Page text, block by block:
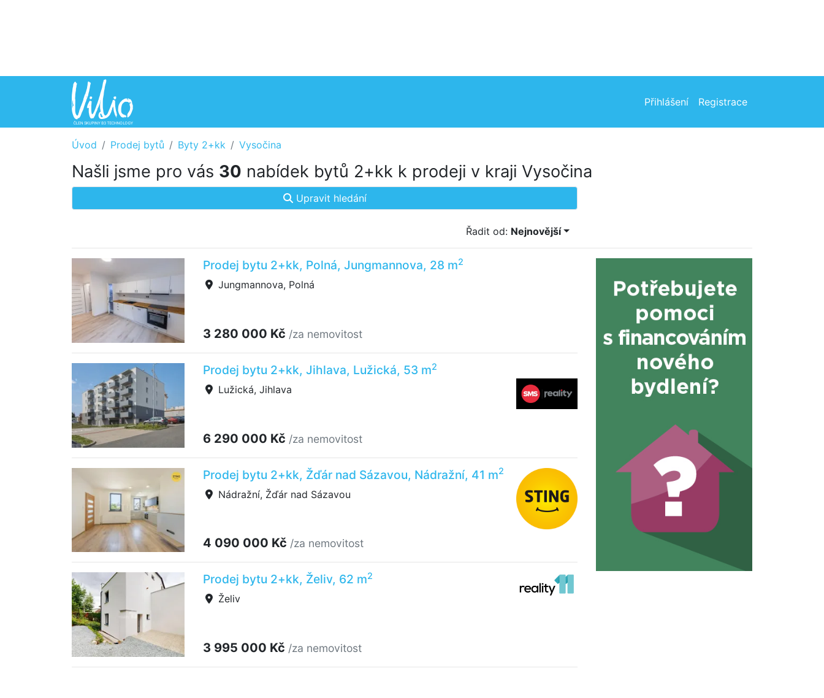
Přihlášení Registrace
Úvod Prodej bytů Byty 2+kk Vysočina
Našli jsme pro vás 30 nabídek bytů 2+kk k prodeji v kraji Vysočina
Upravit hledání
Řadit od: Nejnovější
Prodej bytu 2+kk, Polná, Jungmannova, 28 m2
Jungmannova, Polná
3 280 000 Kč /za nemovitost
Prodej bytu 2+kk, Jihlava, Lužická, 53 m2
Lužická, Jihlava
6 290 000 Kč /za nemovitost
Prodej bytu 2+kk, Žďár nad Sázavou, Nádražní, 41 m2
Nádražní, Žďár nad Sázavou
4 090 000 Kč /za nemovitost
Prodej bytu 2+kk, Želiv, 62 m2
Želiv
3 995 000 Kč /za nemovitost